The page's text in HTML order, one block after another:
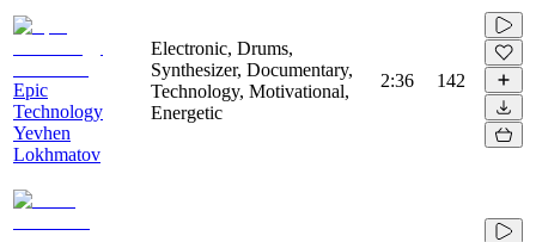
Epic
Technology
Yevhen
Lokhmatov
Electronic, Drums,
Synthesizer, Documentary,
Technology, Motivational,
Energetic
2:36 142